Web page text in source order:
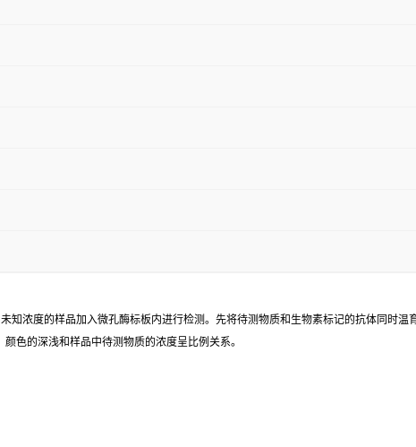
知浓度的样品加入微孔酶标板内进行检测。先将待测物质和生物素标记的抗体同时温
色的深浅和样品中待测物质的浓度呈比例关系。